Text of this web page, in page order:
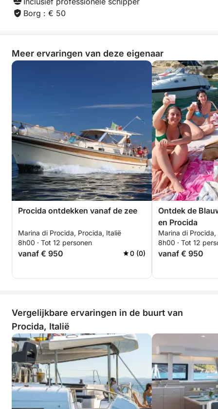
Borg : € 50
Meer ervaringen van deze eigenaar
Procida ontdekken vanaf de zee
Marina di Procida, Procida, Italië
8h00 · Tot 12 personen
vanaf € 950 0 (0)
Ontdek de
en Procida
Marina di
8h00 · Tot 12
vanaf € 950
Vergelijkbare ervaringen in de buurt van
Procida, Italië